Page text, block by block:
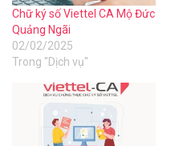
Chữ ký số Viettel CA Mộ Đức
Quảng Ngãi
02/02/2025
Trong "Dịch vụ"